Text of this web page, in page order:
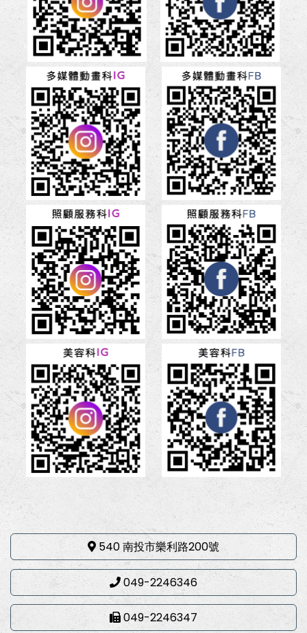
540 南投市樂利路200號
049-2246346
049-2246347